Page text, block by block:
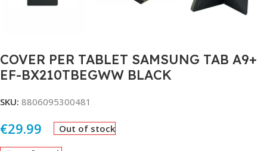
COVER PER TABLET SAMSUNG TAB A9+
EF-BX210TBEGWW BLACK
SKU: 8806095300481
€29.99 Out of stock